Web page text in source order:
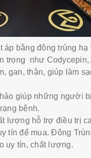
áp bằng đông trùng hạ
trọng như
gan, thận, giúp làm
giúp những người
bệnh.
lượng hỗ trợ điều trị
tín để mua. Đông
uy tín, chất lượng.